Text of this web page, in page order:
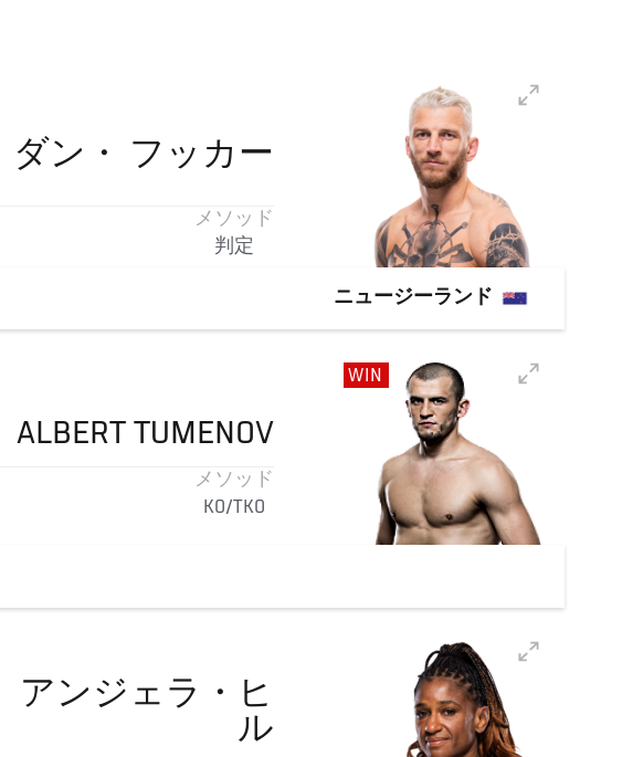
ダン・ フッカー
メソッド
判定
ニュージーランド
ALBERT TUMENOV
メソッド
KO/TKO
WIN
アンジェラ・ヒ
ル